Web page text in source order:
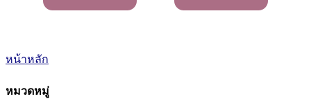
หน้าหลัก
หมวดหมู่